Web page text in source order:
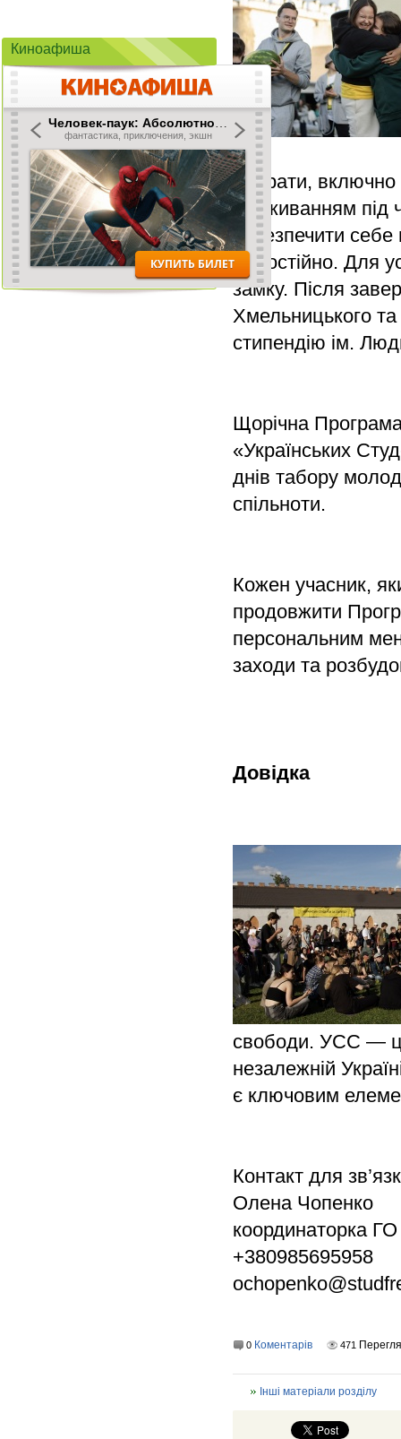
Витрати, включно
проживанням під
забезпечити
самостійно. Для
замку. Після
Хмельницького
стипендію ім.
Щорічна
«Українських
днів табору
спільноти.
Кожен учасник,
продовжити
персональним
заходи та
Довідка
свободи. УСС —
незалежній
є ключовим
Контакт для
Олена Чопенко
координаторка
+380985695958
0 Коментарів 471
Інші матеріали розділу
Киноафиша